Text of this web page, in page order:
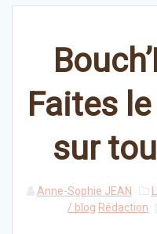
Faites
sur
Anne-Sophie JEAN
/ blog Rédaction